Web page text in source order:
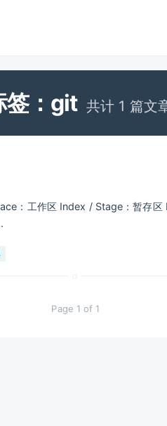
签：git 共计 1 篇文
：工作区 Index / Stage：暂存区
Page 1 of 1